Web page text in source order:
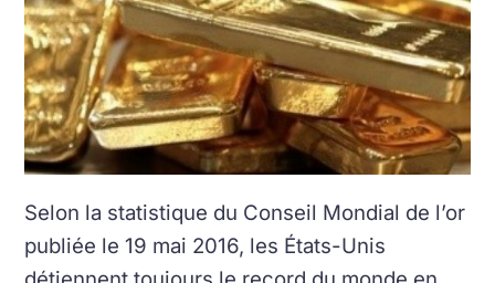
Selon la statistique du Conseil Mondial de l’or
publiée le 19 mai 2016, les États-Unis